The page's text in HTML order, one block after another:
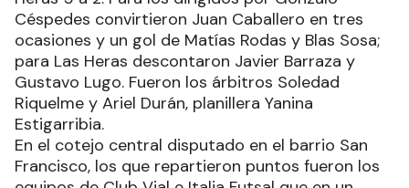
Céspedes convirtieron Juan Caballero en tres
ocasiones y un gol de Matías Rodas y Blas Sosa;
para Las Heras descontaron Javier Barraza y
Gustavo Lugo. Fueron los árbitros Soledad
Riquelme y Ariel Durán, planillera Yanina
Estigarribia.
En el cotejo central disputado en el barrio San
Francisco, los que repartieron puntos fueron los